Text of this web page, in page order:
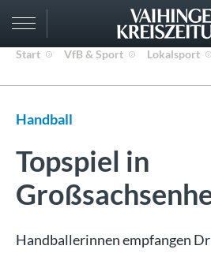
Start VfB & Sport Lokalsport
Handball
Topspiel in
Handballerinnen empfangen